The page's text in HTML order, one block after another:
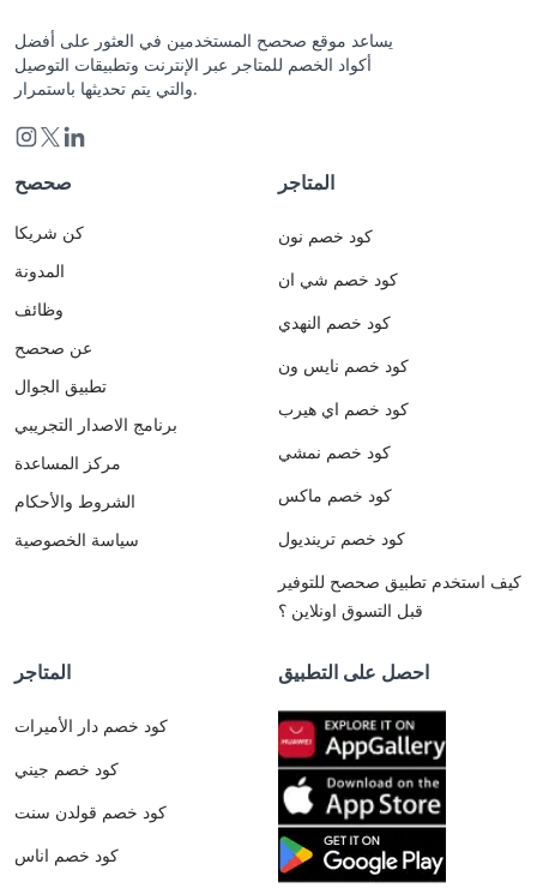
يساعد موقع صحصح المستخدمين في العثور على أفضل
أكواد الخصم للمتاجر عبر الإنترنت وتطبيقات التوصيل
والتي يتم تحديثها باستمرار.
صحصح
كن شريكا
المدونة
وظائف
عن صحصح
تطبيق الجوال
برنامج الاصدار التجريبي
مركز المساعدة
الشروط والأحكام
سياسة الخصوصية
المتاجر
كود خصم نون
كود خصم شي ان
كود خصم النهدي
كود خصم نايس ون
كود خصم اي هيرب
كود خصم نمشي
كود خصم ماكس
كود خصم ترينديول
كيف استخدم تطبيق صحصح للتوفير
قبل التسوق اونلاين ؟
المتاجر
كود خصم دار الأميرات
كود خصم جيني
كود خصم قولدن سنت
كود خصم اناس
احصل على التطبيق